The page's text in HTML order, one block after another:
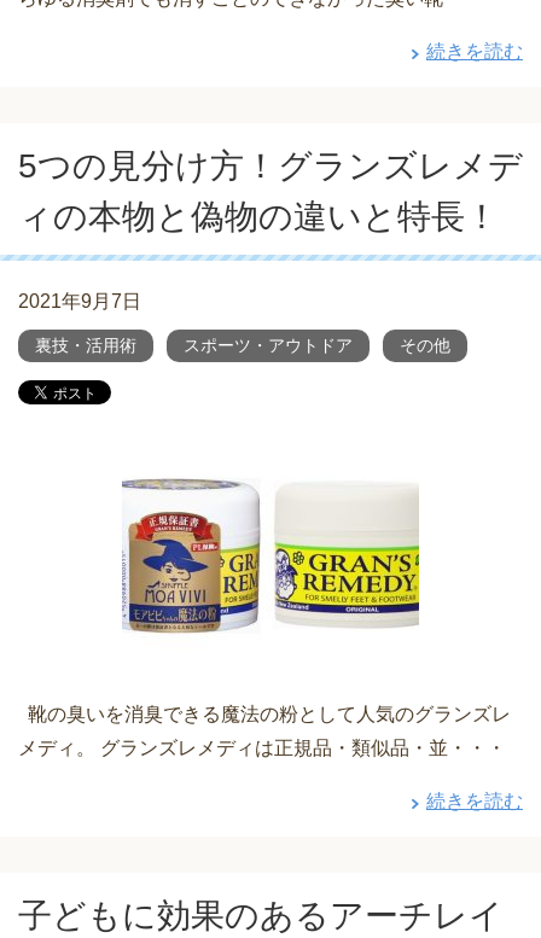
続きを読む
5つの見分け方！グランズレメデ
ィの本物と偽物の違いと特長！
2021年9月7日
裏技・活用術 スポーツ・アウトドア その他
靴の臭いを消臭できる魔法の粉として人気のグランズレ
メディ。 グランズレメディは正規品・類似品・並・・・
続きを読む
子どもに効果のあるアーチレイ